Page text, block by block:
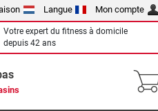
Langue Mon compte
Votre expert du fitness à domicile
depuis 42 ans